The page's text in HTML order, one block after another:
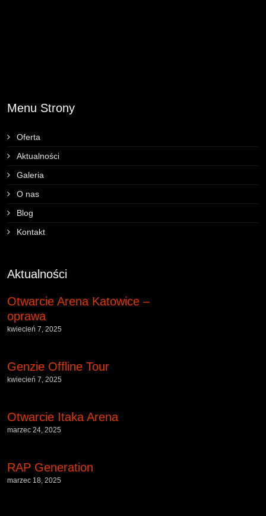
Menu Strony
Oferta
Aktualności
Galeria
O nas
Blog
Kontakt
Aktualności
Otwarcie Arena Katowice –
oprawa
kwiecień 7, 2025
Genzie Offline Tour
kwiecień 7, 2025
Otwarcie Itaka Arena
marzec 24, 2025
RAP Generation
marzec 18, 2025